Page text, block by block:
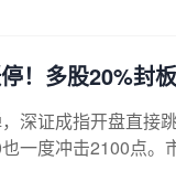
！多股20%封
深证成指开盘直接
一度冲击2100点。